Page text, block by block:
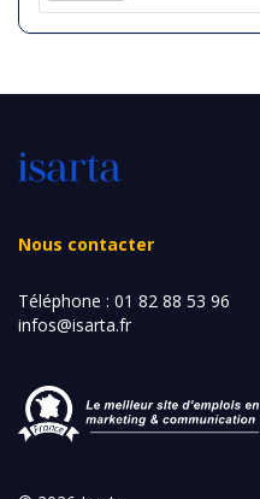
Nous contacter
Téléphone : 01 82 88 53 96
infos@isarta.fr